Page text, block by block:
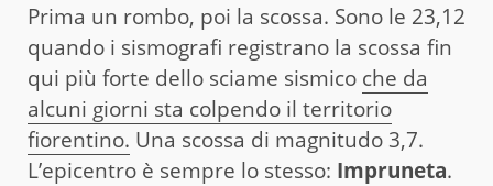
Prima un rombo, poi la scossa. Sono le 23,12
quando i sismografi registrano la scossa fin
qui più forte dello sciame sismico che da
alcuni giorni sta colpendo il territorio
fiorentino. Una scossa di magnitudo 3,7.
L’epicentro è sempre lo stesso: Impruneta.